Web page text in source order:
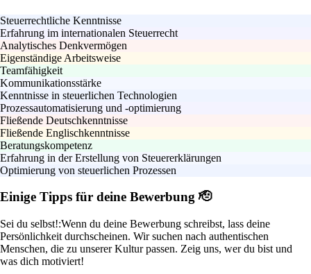
Steuerrechtliche Kenntnisse
Erfahrung im internationalen Steuerrecht
Analytisches Denkvermögen
Eigenständige Arbeitsweise
Teamfähigkeit
Kommunikationsstärke
Kenntnisse in steuerlichen Technologien
Prozessautomatisierung und -optimierung
Fließende Deutschkenntnisse
Fließende Englischkenntnisse
Beratungskompetenz
Erfahrung in der Erstellung von Steuererklärungen
Optimierung von steuerlichen Prozessen
Einige Tipps für deine Bewerbung 🫡
Sei du selbst!:Wenn du deine Bewerbung schreibst, lass deine
Persönlichkeit durchscheinen. Wir suchen nach authentischen
Menschen, die zu unserer Kultur passen. Zeig uns, wer du bist und
was dich motiviert!